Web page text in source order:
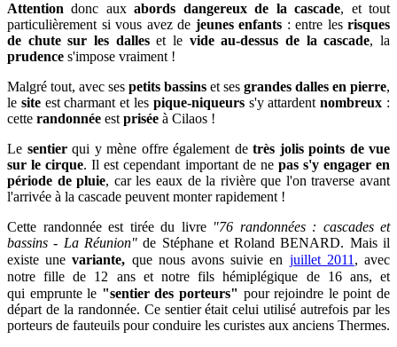
Attention donc auxabords dangereux de la cascade, et tout
particulièrement si vous avez de jeunes enfants : entre les risques
de chute sur les dalleset le vide au-dessus de la cascade, la
prudence s'impose vraiment !
Malgré tout, avec ses petits bassins et ses grandes dalles en pierre,
le siteest charmant et les pique-niqueurss'y attardentnombreux :
cette randonnée est prisée à Cilaos !
Le sentierqui y mène offre également de très jolis points de vue
sur le cirque. Il estcependant important de ne pas s'y engager en
période de pluie, car les eaux de la rivière que l'on traverse avant
l'arrivée à la cascade peuvent monter rapidement !
Cette randonnée est tirée du livre "76 randonnées : cascades et
bassins - La Réunion"de Stéphane et Roland BENARD. Mais il
existe unevariante, que nous avons suivie en juillet 2011 , avec
notre fille de 12 ans et notre fils hémiplégique de 16 ans, et
qui emprunte le "sentier des porteurs" pour rejoindre le point de
départ de la randonnée. Ce sentier était celui utilisé autrefois par les
porteurs de fauteuils pour conduire les curistes aux anciens Thermes.